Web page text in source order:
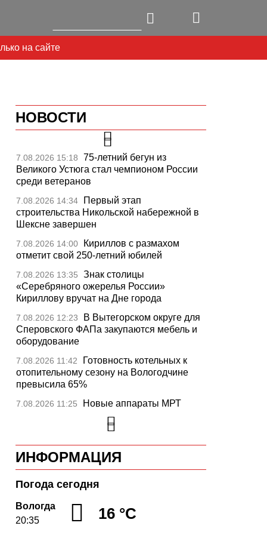
на сайте
НОВОСТИ
7.08.2026 15:18
75-летний бегун из
Великого Устюга стал чемпионом России
среди ветеранов
7.08.2026 14:34
Первый этап
строительства Никольской набережной в
Шексне завершен
7.08.2026 14:00
Кириллов с размахом
отметит свой 250-летний юбилей
7.08.2026 13:35
Знак столицы
«Серебряного ожерелья России»
Кириллову вручат на Дне города
7.08.2026 12:23
В Вытегорском округе для
Сперовского ФАПа закупаются мебель и
оборудование
7.08.2026 11:42
Готовность котельных к
отопительному сезону на Вологодчине
превысила 65%
7.08.2026 11:25
Новые аппараты МРТ
установят в двух медучреждениях
Вологодской области
7.08.2026 10:41 В Устюжне отметят 774-
летие города фестивалем кузнечного
мастерства
7.08.2026 10:18 Вологодская область
уверенно шагает в цифровое будущее
7.08.2026 09:49
На Вологодчине подвели
ИНФОРМАЦИЯ
Погода сегодня
Вологда
20:35
16 °C